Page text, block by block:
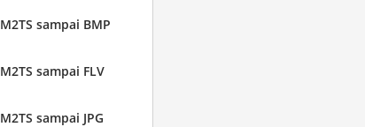
M2TS sampai BMP
M2TS sampai FLV
M2TS sampai JPG